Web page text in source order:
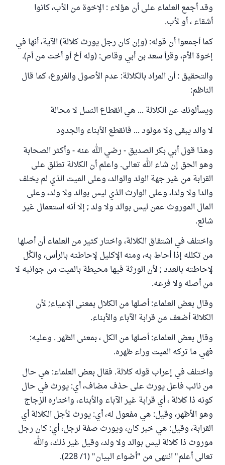
وقد أجمع العلماء على أن هؤلاء : الإخوة من الأب، كانوا
أشقاء ، أو لأب.
كما أجمعوا أن قوله: (وإن كان رجل يورث كلالة) الآية، أنها في
إخوة الأم، وقرأ سعد بن أبي وقاص: (وله أخ أو أخت من أم).
والتحقيق : أن المراد بالكلالة: عدم الأصول والفروع، كما قال
الناظم:
ويسألونك عن الكلالة ... هي انقطاع النسل لا محالة
لا والد يبقى ولا مولود ... فانقطع الأبناء والجدود
وهذا قول أبي بكر الصديق - رضي الله عنه - وأكثر الصحابة
وهو الحق إن شاء الله تعالى. واعلم أن الكلالة تطلق على
القرابة من غير جهة الولد والوالد، وعلى الميت الذي لم يخلف
والدا ولا ولدا، وعلى الوارث الذي ليس بوالد ولا ولد، وعلى
المال الموروث عمن ليس بوالد ولا ولد ; إلا أنه استعمال غير
شائع.
واختلف في اشتقاق الكلالة، واختار كثير من العلماء أن أصلها
من تكلله إذا أحاط به، ومنه الإكليل لإحاطته بالرأس، والكُل
لإحاطته بالعدد ; لأن الورثة فيها محيطة بالميت من جوانبه لا
من أصله ولا فرعه.
وقال بعض العلماء: أصلها من الكلال بمعنى الإعياء; لأن
الكلالة أضعف من قرابة الآباء والأبناء.
وقال بعض العلماء: أصلها من الكل ، بمعنى الظهر . وعليه:
فهي ما تركه الميت وراء ظهره.
واختلف في إعراب قوله كلالة. فقال بعض العلماء: هي حال
من نائب فاعل يورث على حذف مضاف، أي: يورث في حال
كونه ذا كلالة ، أي قرابة غير الآباء والأبناء، واختاره الزجاج
وهو الأظهر، وقيل: هي مفعول له، أي: يورث لأجل الكلالة أي
القرابة، وقيل: هي خبر كان، ويورث صفة لرجل، أي: كان رجل
موروث ذا كلالة ليس بوالد ولا ولد، وقيل غير ذلك، والله
تعالى أعلم" انتهى من "أضواء البيان" (1/ 228).